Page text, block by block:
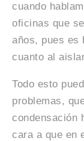
cuando
oficinas que
años, pues es
cuanto al
Todo esto
problemas,
condensación
cara a que en